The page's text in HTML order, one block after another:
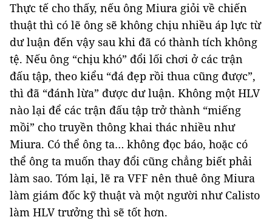
Thực tế cho thấy, nếu ông Miura giỏi về chiến
thuật thì có lẽ ông sẽ không chịu nhiều áp lực từ
dư luận đến vậy sau khi đã có thành tích không
tệ. Nếu ông “chịu khó” đổi lối chơi ở các trận
đấu tập, theo kiểu “đá đẹp rồi thua cũng được”,
thì đã “đánh lừa” được dư luận. Không một HLV
nào lại để các trận đấu tập trở thành “miếng
mồi” cho truyền thông khai thác nhiều như
Miura. Có thể ông ta… không đọc báo, hoặc có
thể ông ta muốn thay đổi cũng chẳng biết phải
làm sao. Tóm lại, lẽ ra VFF nên thuê ông Miura
làm giám đốc kỹ thuật và một người như Calisto
làm HLV trưởng thì sẽ tốt hơn.